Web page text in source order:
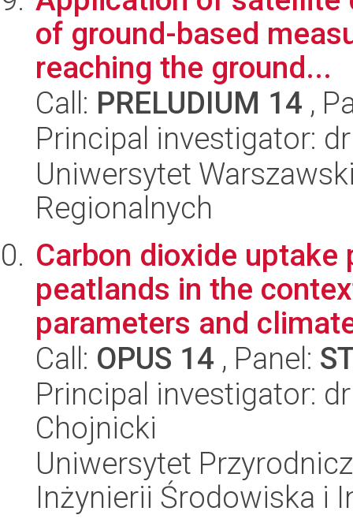
of ground-based
reaching the ground...
Call: PRELUDIUM 14 ,
Principal investigator:
Uniwersytet
Regionalnych
Carbon dioxide
peatlands in the
parameters and
Call: OPUS 14 , Panel:
Principal investigator:
Chojnicki
Uniwersytet
Inżynierii Środowiska i